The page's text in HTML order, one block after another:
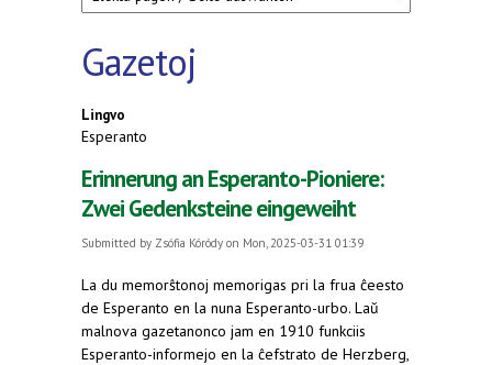
Gazetoj
Lingvo
Esperanto
Erinnerung an Esperanto-Pioniere:
Zwei Gedenksteine eingeweiht
Submitted by Zsófia Kóródy on Mon, 2025-03-31 01:39
La du memorŝtonoj memorigas pri la frua ĉeesto
de Esperanto en la nuna Esperanto-urbo. Laŭ
malnova gazetanonco jam en 1910 funkciis
Esperanto-informejo en la ĉefstrato de Herzberg,